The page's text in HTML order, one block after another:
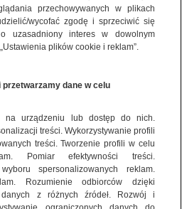
opublikowało
zakładający likwidację
Tel Awiwie. Jak
projekt powstał "w
naszych obywateli,
Państwo Izrael znajduje
wszystkich usług
przechowywanych w plikach
wycofać zgodę i sprzeciwić się
uzasadniony interes w dowolnym
plików cookie i reklam”.
dane w celu
na urządzeniu lub dostęp do nich.
treści. Wykorzystywanie profili
treści. Tworzenie profili w celu
Pomiar efektywności treści.
spersonalizowanych reklam.
Rozumienie odbiorców dzięki
z różnych źródeł. Rozwój i